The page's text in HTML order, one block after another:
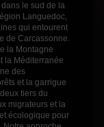
le sud de la
Languedoc,
qui entourent
de Carcassonne.
la Montagne
la Méditerranée
des
et la garrigue
tiers du
migrateurs et la
écologique pour